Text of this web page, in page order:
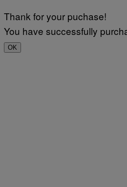
Thank for your puchase!
You have successfully
OK